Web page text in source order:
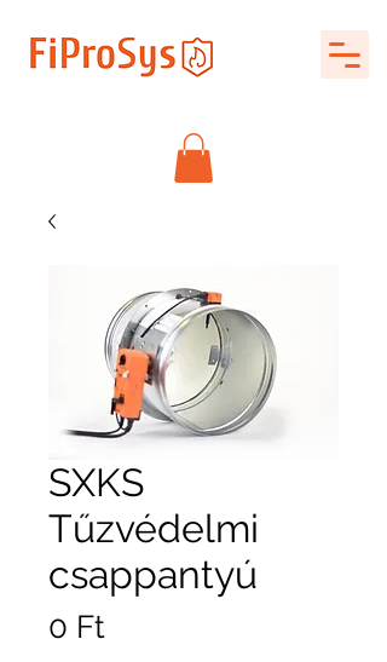
SXKS
Tűzvédelmi
csappantyú
0 Ft